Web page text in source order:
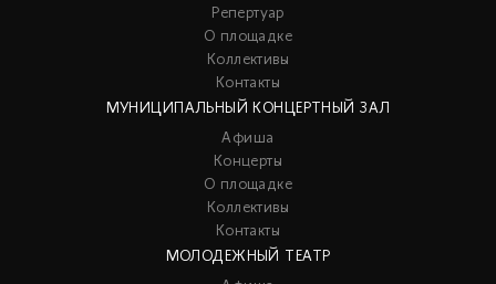
Репертуар
О площадке
Коллективы
Контакты
МУНИЦИПАЛЬНЫЙ КОНЦЕРТНЫЙ ЗАЛ
Афиша
Концерты
О площадке
Коллективы
Контакты
МОЛОДЕЖНЫЙ ТЕАТР